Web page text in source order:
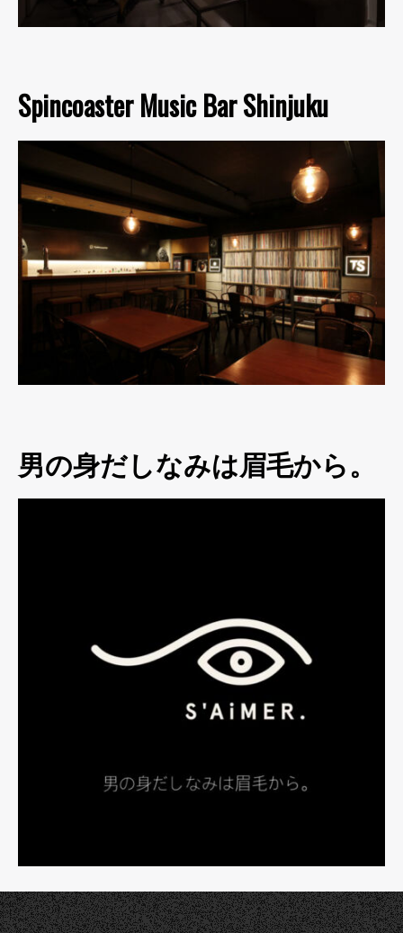
Spincoaster Music Bar Shinjuku
男の身だしなみは眉毛から。